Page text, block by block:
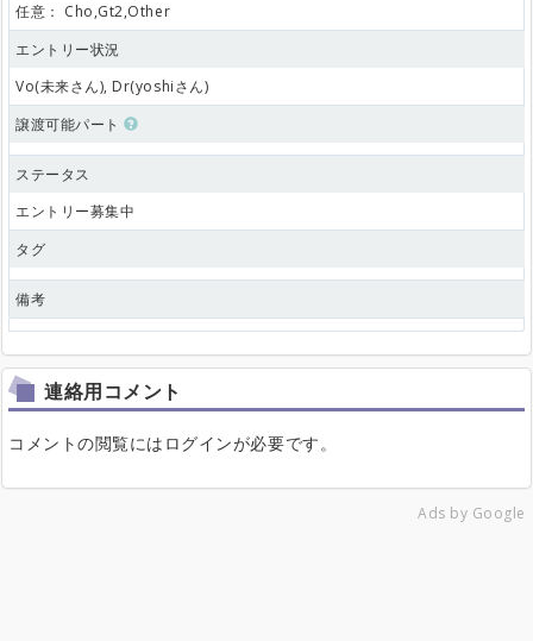
任意： Cho,Gt2,Other
エントリー状況
Vo(未来さん), Dr(yoshiさん)
譲渡可能パート
ステータス
エントリー募集中
タグ
備考
連絡用コメント
コメントの閲覧にはログインが必要です。
Ads by Google